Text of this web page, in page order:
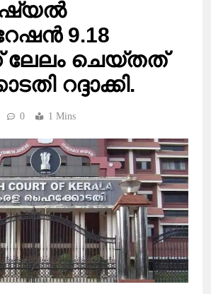
9.18
ലേലം ചെയ്തത്
റദ്ദാക്കി.
0 1 Mins